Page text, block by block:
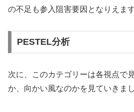
の不足も参入阻害要因となりえます
PESTEL分析
次に、このカテゴリーは各視点で
か、向かい風なのかを見ていきまし